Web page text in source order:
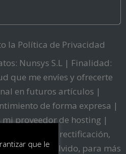
la Política de Privacidad
Nunsys S.L | Finalidad:
que me envíes y ofrecerte
en futuros artículos |
de forma expresa |
proveedor de hosting |
al acceso, rectificación,
y olvido, para más
que le